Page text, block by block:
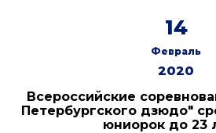
14
Февраль
2020
Всероссийские
Петербургского дзюдо"
юниорок до 23